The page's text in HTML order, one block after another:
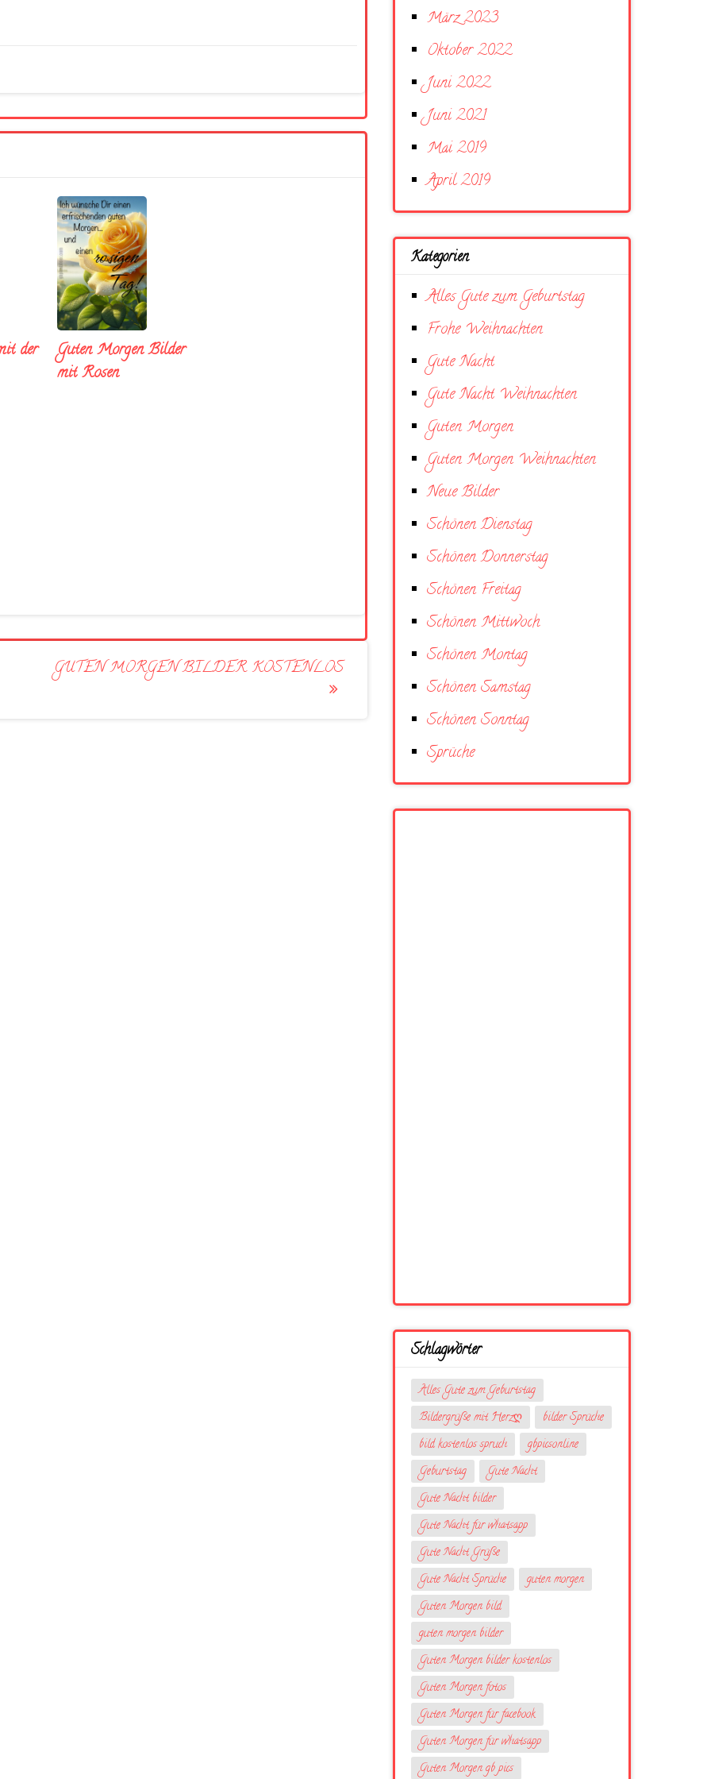
der
Guten Morgen Bilder
mit Rosen
GUTEN MORGEN BILDER KOSTENLOS
März 2023
Oktober 2022
Juni 2022
Juni 2021
Mai 2019
April 2019
Kategorien
Alles Gute zum Geburtstag
Frohe Weihnachten
Gute Nacht
Gute Nacht Weihnachten
Guten Morgen
Guten Morgen Weihnachten
Neue Bilder
Schönen Dienstag
Schönen Donnerstag
Schönen Freitag
Schönen Mittwoch
Schönen Montag
Schönen Samstag
Schönen Sonntag
Sprüche
Schlagwörter
Alles Gute zum Geburtstag
Bildergrüße mit Herzღ
bilder Sprüche
bild kostenlos spruch
gbpicsonline
Geburtstag
Gute Nacht
Gute Nacht bilder
Gute Nacht für whatsapp
Gute Nacht Grüße
Gute Nacht Sprüche
guten morgen
Guten Morgen bild
guten morgen bilder
Guten Morgen bilder kostenlos
Guten Morgen fotos
Guten Morgen für facebook
Guten Morgen für whatsapp
Guten Morgen gb pics